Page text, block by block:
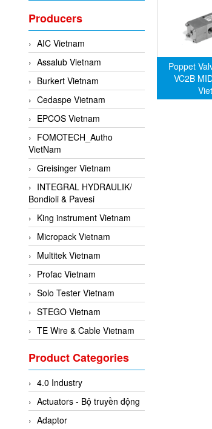
Producers
AIC Vietnam
Assalub Vietnam
Burkert Vietnam
Cedaspe Vietnam
EPCOS Vietnam
FOMOTECH_Autho
VietNam
Greisinger Vietnam
INTEGRAL HYDRAULIK/
Bondioli & Pavesi
King instrument Vietnam
Micropack Vietnam
Multitek Vietnam
Profac Vietnam
Solo Tester Vietnam
STEGO Vietnam
TE Wire & Cable Vietnam
Woodward Vietnam
3CTEST Vietnam
4B VietNam Vietnam
ABB Vietnam
Product Categories
4.0 Industry
Actuators - Bộ truyền động
Adaptor
Poppet
VC2B